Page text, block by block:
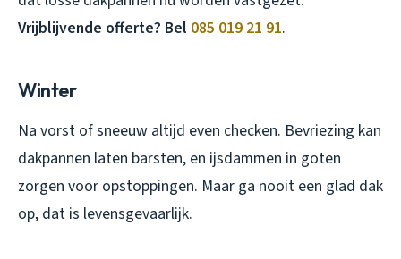
Vrijblijvende offerte? Bel 085 019 21 91.
Winter
Na vorst of sneeuw altijd even checken. Bevriezing kan
dakpannen laten barsten, en ijsdammen in goten
zorgen voor opstoppingen. Maar ga nooit een glad dak
op, dat is levensgevaarlijk.